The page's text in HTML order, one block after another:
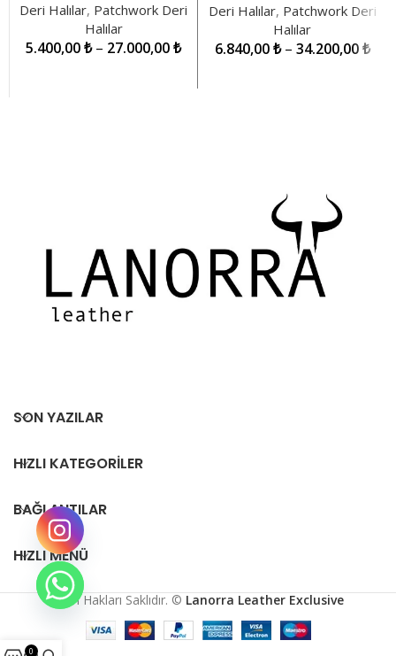
Deri Halılar, Patchwork Deri
Halılar
5.400,00₺ – 27.000,00₺
Deri Halılar, Patchwork Deri
Halılar
6.840,00₺ – 34.200,00₺
SON YAZILAR
HIZLI KATEGORILER
BAĞLANTILAR
HIZLI MENÜ
Tüm Hakları Saklıdır. © Lanorra Leather Exclusive
0